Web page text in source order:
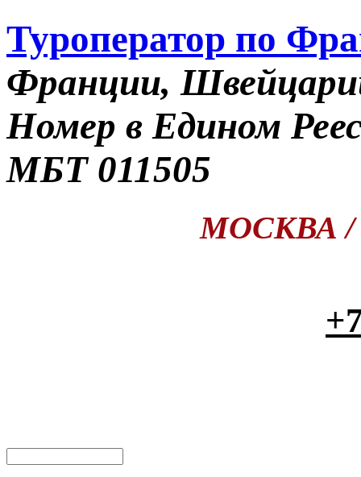
Туроператор по
Франции,
Номер в Едином
МБТ 011505
МОСКВА /